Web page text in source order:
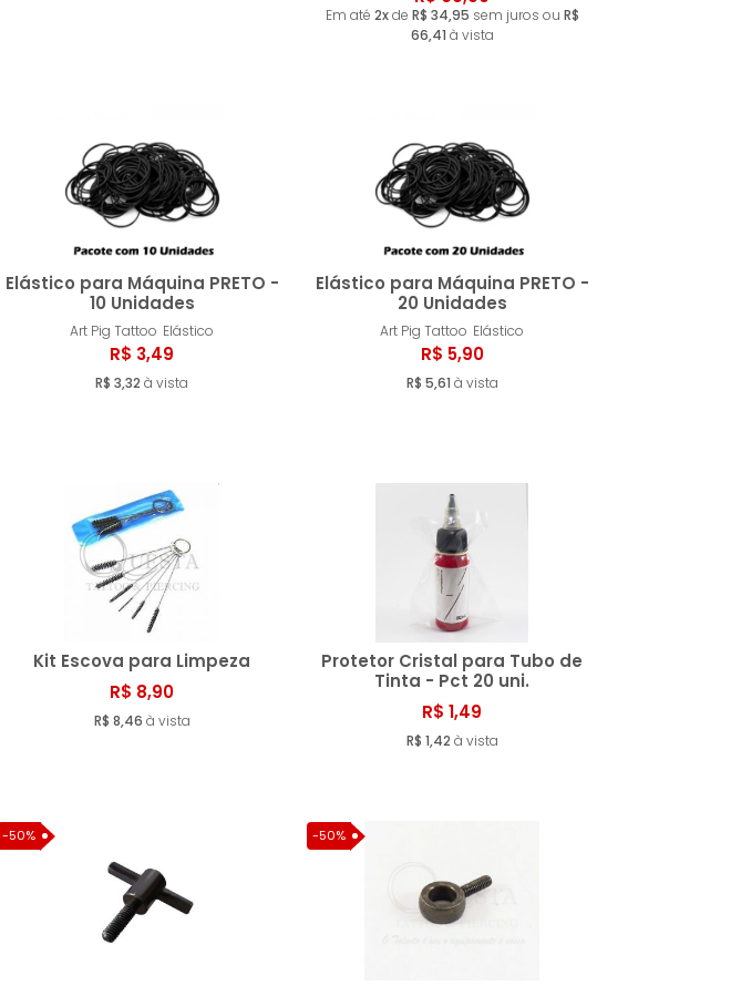
Em até 2xde R$ 34,95 sem juros ou R$
66,41 à vista
Elástico para Máquina PRETO -
10 Unidades
Art Pig Tattoo Elástico
R$ 3,49
R$ 3,32 à vista
Comprar
Elástico para Máquina PRETO -
20 Unidades
Art Pig Tattoo Elástico
R$ 5,90
R$ 5,61 à vista
Comprar
Kit Escova para Limpeza
R$ 8,90
R$ 8,46 à vista
Comprar
Protetor Cristal para Tubo de
Tinta - Pct 20 uni.
R$ 1,49
R$ 1,42 à vista
Comprar
-50% -50%